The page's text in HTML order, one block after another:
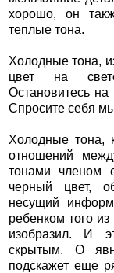
хорошо, он
теплые тона.
Холодные тона,
цвет на
Остановитесь на
Спросите себя
Холодные тона,
отношений
тонами членом
черный цвет,
несущий
ребенком того
изобразил. И
скрытым. О
подскажет еще